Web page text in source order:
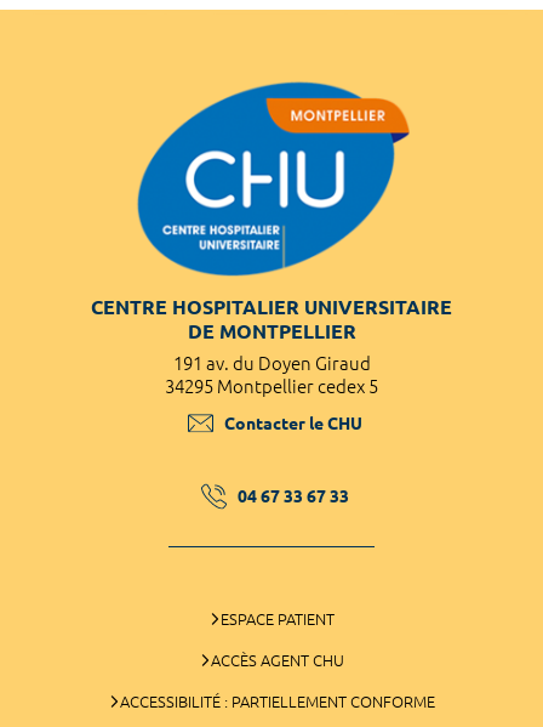
CENTRE HOSPITALIER UNIVERSITAIRE
DE MONTPELLIER
191 av. du Doyen Giraud
34295 Montpellier cedex 5
Contacter le CHU
04 67 33 67 33
ESPACE PATIENT
ACCÈS AGENT CHU
ACCESSIBILITÉ : PARTIELLEMENT CONFORME